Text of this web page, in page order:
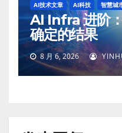
AI技术文章 AI科技 智慧城
AI Infra 进阶
确定的结果
8 月 6, 2026